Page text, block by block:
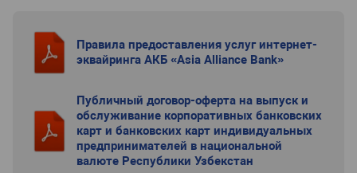
Правила предоставления услуг интернет-
эквайринга АКБ «Asia Alliance Bank»
Публичный договор-оферта на выпуск и
обслуживание корпоративных банковских
карт и банковских карт индивидуальных
предпринимателей в национальной
валюте Республики Узбекстан